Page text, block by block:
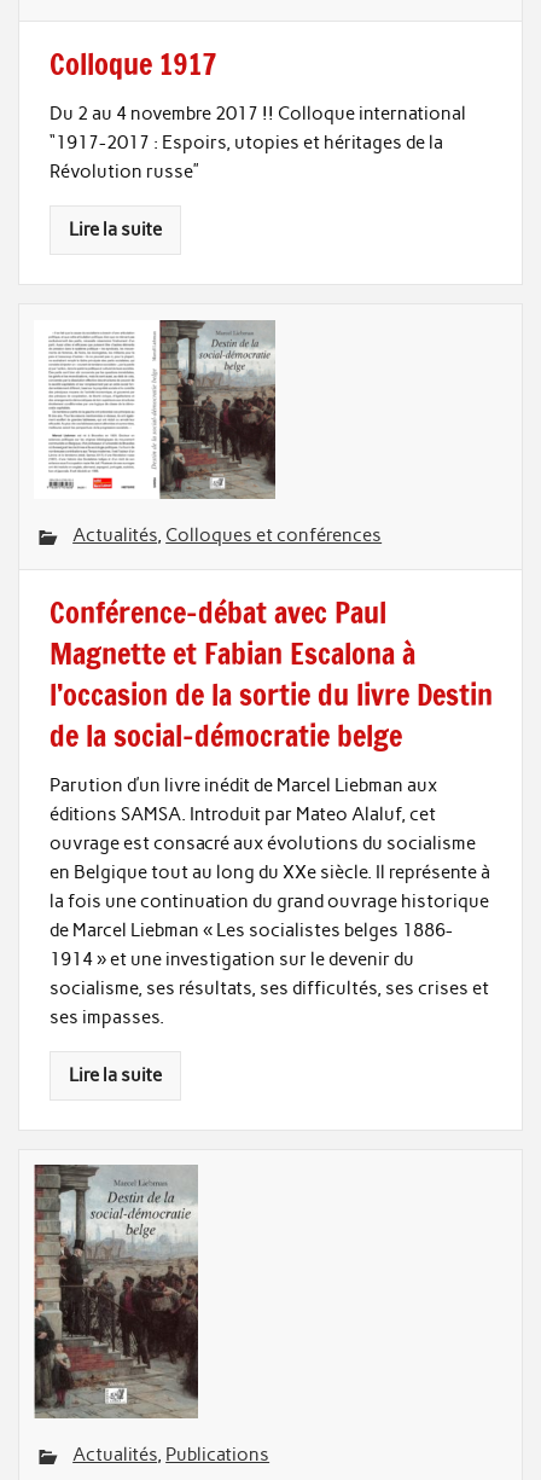
Colloque 1917
Du 2 au 4 novembre 2017 !! Colloque international
“1917-2017 : Espoirs, utopies et héritages de la
Révolution russe”
Lire la suite
Actualités, Colloques et conférences
Conférence-débat avec Paul
Magnette et Fabian Escalona à
l’occasion de la sortie du livre Destin
de la social-démocratie belge
Parution d’un livre inédit de Marcel Liebman aux
éditions SAMSA. Introduit par Mateo Alaluf, cet
ouvrage est consacré aux évolutions du socialisme
en Belgique tout au long du XXe siècle. Il représente à
la fois une continuation du grand ouvrage historique
de Marcel Liebman « Les socialistes belges 1886-
1914 » et une investigation sur le devenir du
socialisme, ses résultats, ses difficultés, ses crises et
ses impasses.
Lire la suite
Actualités, Publications